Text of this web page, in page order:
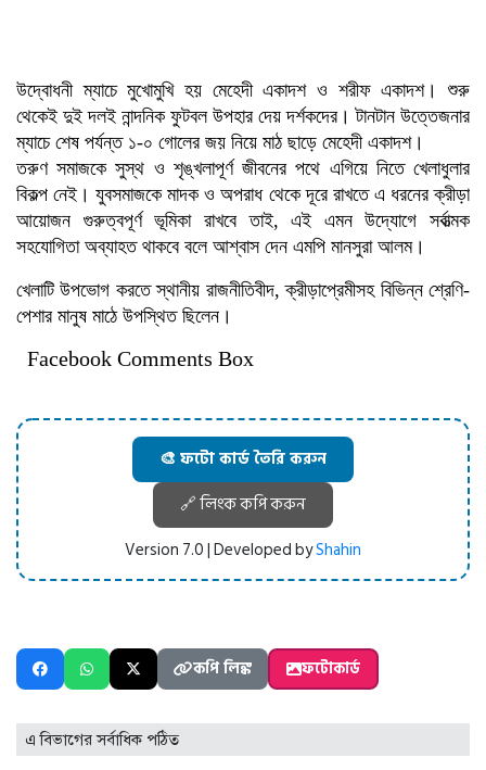
উদ্বোধনী ম্যাচে মুখোমুখি হয় মেহেদী একাদশ ও শরীফ একাদশ। শুরু
থেকেই দুই দলই নান্দনিক ফুটবল উপহার দেয় দর্শকদের। টানটান উত্তেজনার
ম্যাচে শেষ পর্যন্ত ১-০ গোলের জয় নিয়ে মাঠ ছাড়ে মেহেদী একাদশ।
তরুণ সমাজকে সুস্থ ও শৃঙ্খলাপূর্ণ জীবনের পথে এগিয়ে নিতে খেলাধুলার
বিকল্প নেই। যুবসমাজকে মাদক ও অপরাধ থেকে দূরে রাখতে এ ধরনের ক্রীড়া
আয়োজন গুরুত্বপূর্ণ ভূমিকা রাখবে তাই, এই এমন উদ্যোগে সর্বাত্মক
সহযোগিতা অব্যাহত থাকবে বলে আশ্বাস দেন এমপি মানসুরা আলম।
খেলাটি উপভোগ করতে স্থানীয় রাজনীতিবীদ, ক্রীড়াপ্রেমীসহ বিভিন্ন শ্রেণি-
পেশার মানুষ মাঠে উপস্থিত ছিলেন।
Facebook Comments Box
🎨 ফটো কার্ড তৈরি করুন
🔗 লিংক কপি করুন
Version 7.0 | Developed byShahin
কপি লিঙ্ক ফটোকার্ড
এ বিভাগের সর্বাধিক পঠিত